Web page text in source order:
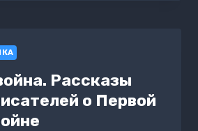
Рассказы
о Первой